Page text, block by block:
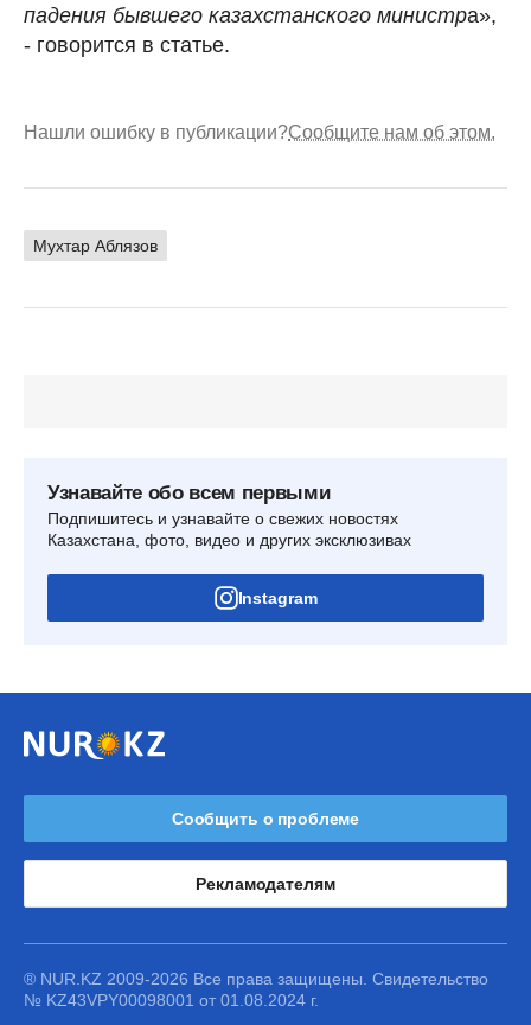
падения бывшего казахстанского министра»,
- говорится в статье.
Нашли ошибку в публикации?Сообщите нам об этом.
Мухтар Аблязов
Узнавайте обо всем первыми
Подпишитесь и узнавайте о свежих новостях
Казахстана, фото, видео и других эксклюзивах
Instagram
Сообщить о проблеме
Рекламодателям
® NUR.KZ 2009-2026 Все права защищены. Свидетельство
№ KZ43VPY00098001 от 01.08.2024 г.